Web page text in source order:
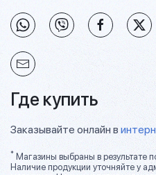
Где купить
Заказывайте онлайн в
* Магазины выбраны в результате
Наличие продукции уточняйте у